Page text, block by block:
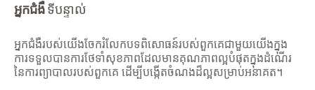
អ្នកជំងឺទីបន្ទាល់
អ្នកជំងឺរបស់យើងចែករំលែកបទពិសោធន៍របស់ពួកគេជាមួយយើងក្នុង
ការទទួលបានការថែទាំសុខភាពដែលមានគុណភាពល្អបំផុតក្នុងដំណើរ
នៃការព្យាបាលរបស់ពួកគេ ដើម្បីបង្កើតចំណងដ៏ល្អសម្រាប់អនាគត។